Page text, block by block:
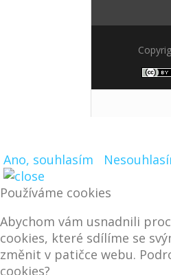
Ano, souhlasím
Používáme cookies
Abychom vám usnadnili
cookies, které sdílíme se
změnit v patičce webu.
cookies?